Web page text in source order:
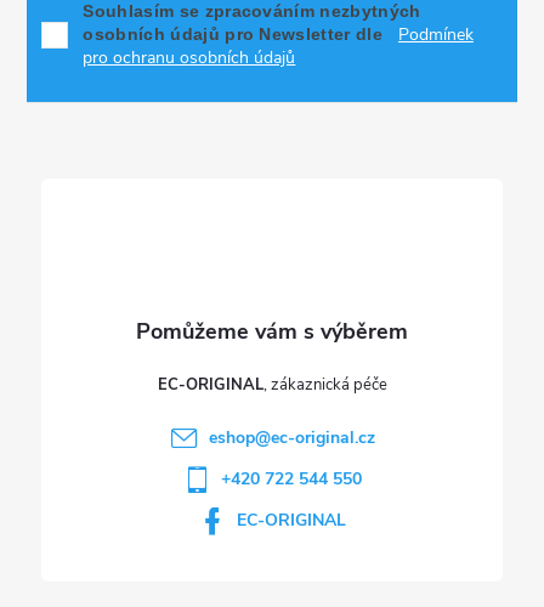
Souhlasím se zpracováním nezbytných
osobních údajů pro Newsletter dle
Podmínek
pro ochranu osobních údajů
EC-ORIGINAL
eshop@ec-original.cz
+420 722 544 550
EC-ORIGINAL